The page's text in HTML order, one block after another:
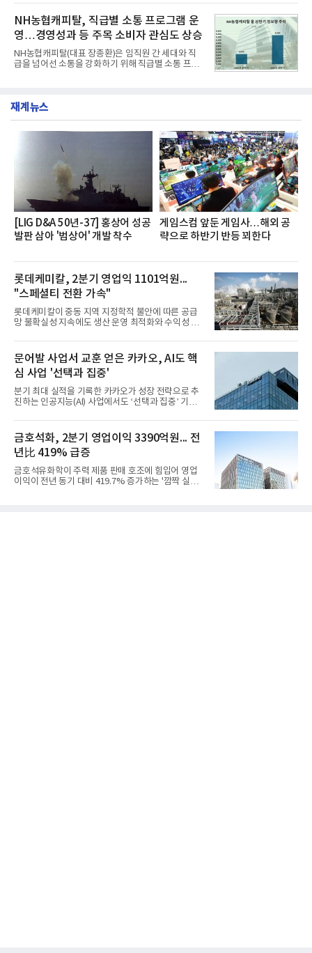
넘
혔다.‘동대문식 닭한마리 칼국수’는 예상을 뛰어넘는
소비자 호응에 힘입어 지난 7월 13일 첫 선을 보인 지
단 18일 만에 누적 판매량 50만 개를 돌파하는 성과를
거두었다.이번 신제품은 개발진이 전국의 닭한마리
전문점을 직접 찾아 다니며 최적의 육수 비율을 완성
했다. 자극적이지 않으면서도 깊은 닭육수에 마늘의
개운한 풍미를 더했으며, 국물이 잘 배어들면서도 쫄
서도
NH농협캐피탈, 직급별 소통 프로그램 운
영…경영성과 등 주목 소비자 관심도 상승
NH농협캐피탈(대표 장종환)은 임직원 간 세대와 직
급을 넘어선 소통을 강화하기 위해 직급별 소통 프로
영지원부 홍보팀과 2026년 새로이(e)＊가 공동 주관
쳐 진행됐다.참고로 새로이(e)는 NH농협캐피탈 MZ
세대들로(과장~계장) 구성된 자율 참여조직으로, 조
직문화 혁신과 업무 효율성 향상을 위한 다양한 활동
을 추진하며,새로운 변화와 이로운 영향력을 조직전
반에 전파하는 역할
재계뉴스
[LIG D&A 50년-37] 홍상어 성공
발판 삼아 '범상어' 개발 착수
게임스컴 앞둔 게임사…해외 공
략으로 하반기 반등 꾀한다
롯데케미칼, 2분기 영업익 1101억원...
"스페셜티 전환 가속"
롯데케미칼이 중동 지역 지정학적 불안에 따른 공급
망 불확실성 지속에도 생산 운영 최적화와 수익성 중
어갔다.롯데케미칼이 2026년 2분기 연결 기준 매출
액 5조6864억원, 영업이익 1101억원을 기록했다고 7
일 밝혔다. 사업별로는 기초화학 부문(롯데케미칼 기
초소재사업·LC타이탄·LC USA·롯데대산석화)이 매
출 3조9403억원, 영업이익 23억원을 기록했다. 정기
보수 영향과 원료 가격 변동에 따른 래깅 효과로 전분
기 대비 수익성은 둔화됐지만 흑자 전환 흐름을 유지
우호적인 환율 효과
문어발 사업서 교훈 얻은 카카오, AI도 핵
심 사업 '선택과 집중'
분기 최대 실적을 기록한 카카오가 성장 전략으로 추
진하는 인공지능(AI) 사업에서도 ‘선택과 집중’ 기조
라 투자에 나서는 것과 달리, 카카오는 ‘카카오톡’이
라는 플랫폼 경쟁력을 활용한 AI 에이전트 서비스에
집중하는 전략이다. 과거 무리한 사업 확장 과정에서
겪었던 시행착오를 되풀이하지 않고 핵심 역량에 집
중하겠다는 취지로 풀이된다.7일 업계에 따르면 카카
오는 올해 2분기 연결 기준 매출 2조985억원, 영업이
익 2770억원을 기록했다. 전년 동기 대비 매출과 영업
금호석화, 2분기 영업이익 3390억원... 전
년比 419% 급증
금호석유화학이 주력 제품 판매 호조에 힘입어 영업
이익이 전년 동기 대비 419.7% 증가하는 '깜짝 실